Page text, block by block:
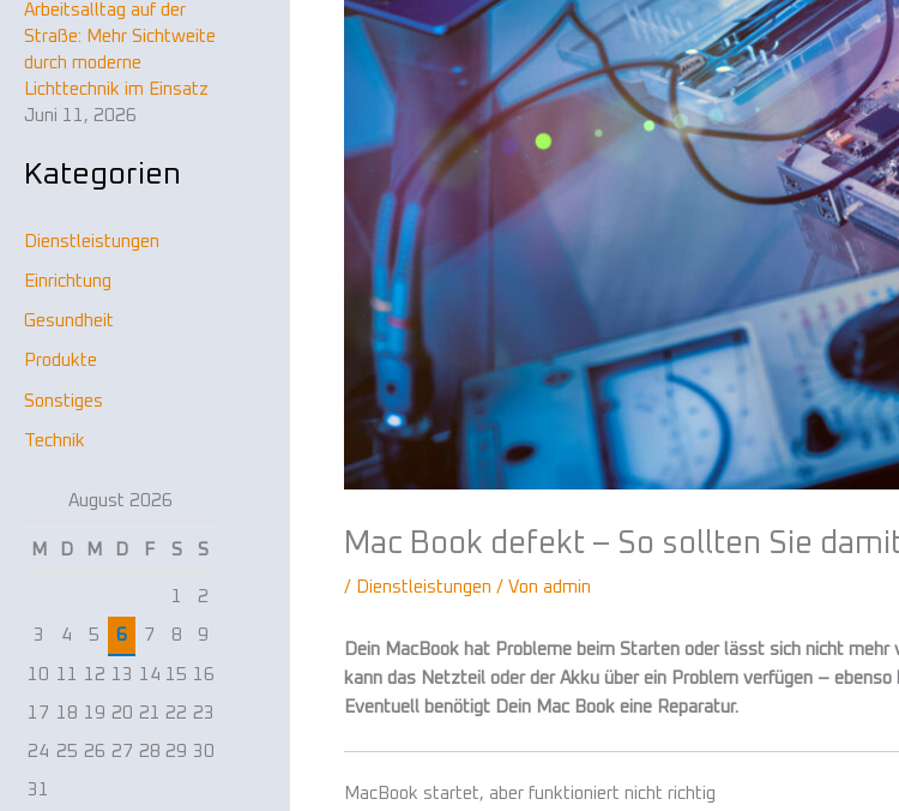
:Arbeitsalltag auf der
Straße: Mehr Sichtweite
durch moderne
Lichttechnik im Einsatz
Juni 11, 2026
Kategorien
Dienstleistungen
Einrichtung
Gesundheit
Produkte
Sonstiges
Technik
August 2026
M D M D F S S
1 2
3 4 5 6 7 8 9
10 11 12 13 14 15 16
17 18 19 20 21 22 23
24 25 26 27 28 29 30
31
Mac Book defekt – So sollten Sie
/ Dienstleistungen / Von admin
Dein MacBook hat Probleme beim Starten oder lässt sich nicht
kann das Netzteil oder der Akku über ein Problem verfügen –
Eventuell benötigt Dein Mac Book eine Reparatur.
MacBook startet, aber funktioniert nicht richtig